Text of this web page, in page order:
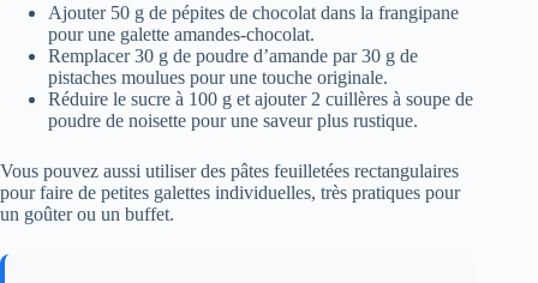
Ajouter 50 g de pépites de chocolat dans la frangipane
pour une galette amandes-chocolat.
Remplacer 30 g de poudre d’amande par 30 g de
pistaches moulues pour une touche originale.
Réduire le sucre à 100 g et ajouter 2 cuillères à soupe de
poudre de noisette pour une saveur plus rustique.
Vous pouvez aussi utiliser des pâtes feuilletées rectangulaires
pour faire de petites galettes individuelles, très pratiques pour
un goûter ou un buffet.